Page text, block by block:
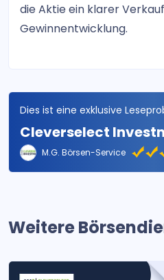
die Aktie ein klarer
Gewinnentwicklung.
Dies ist eine exklusive
Cleverselect
M.G. Börsen-Service
Weitere